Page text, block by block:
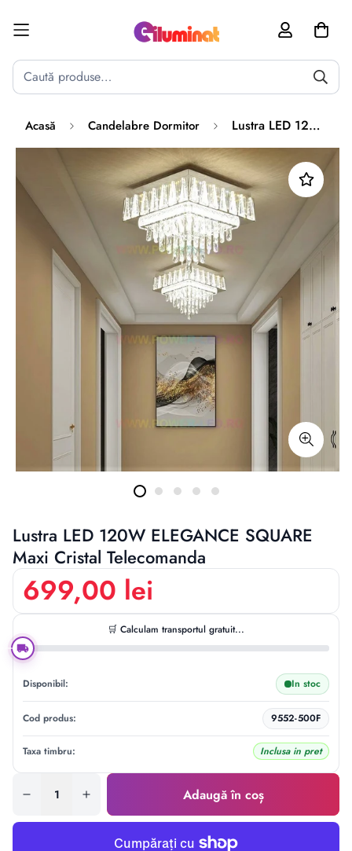
Acasă Candelabre Dormitor Lustra LED 120W ELEGANCE SQUARE Maxi Cristal Telecomanda
Lustra LED 120W ELEGANCE SQUARE
Maxi Cristal Telecomanda
699,00 lei
🛒 Calculam transportul gratuit...
Disponibil: In stoc
Cod produs: 9552-500F
Taxa timbru: Inclusa in pret
Adaugă în coș